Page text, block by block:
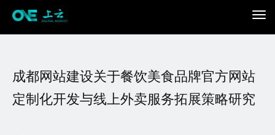
成都网站建设关于餐饮美食品牌官方网站
定制化开发与线上外卖服务拓展策略研究